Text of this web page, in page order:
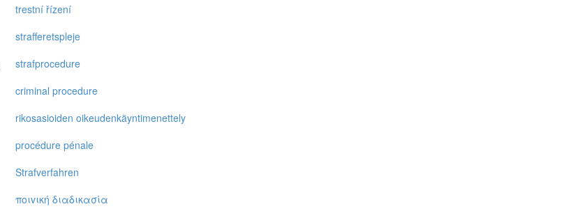
trestní řízení
strafferetspleje
strafprocedure
criminal procedure
rikosasioiden oikeudenkäyntimenettely
procédure pénale
Strafverfahren
πoιvική διαδικασία